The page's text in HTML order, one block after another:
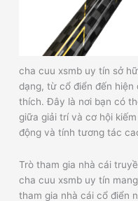
cha cuu xsmb uy tín sở
dạng, từ cổ điển đến
thích. Đây là nơi bạn có
giữa giải trí và cơ hội
động và tính tương tác
Trò tham gia nhà cái
cha cuu xsmb uy tín
tham gia nhà cái cổ điển